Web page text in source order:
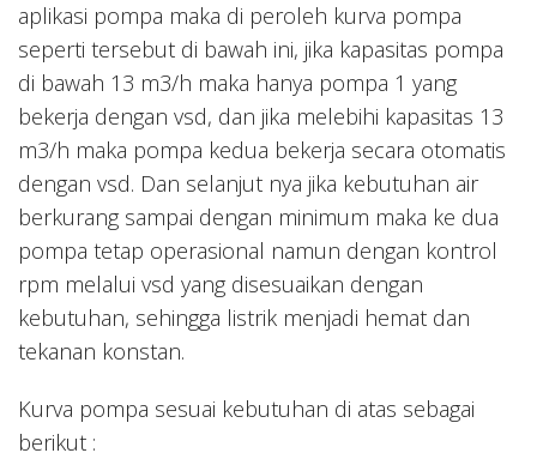
aplikasi pompa maka di peroleh kurva pompa
seperti tersebut di bawah ini, jika kapasitas pompa
di bawah 13 m3/h maka hanya pompa 1 yang
bekerja dengan vsd, dan jika melebihi kapasitas 13
m3/h maka pompa kedua bekerja secara otomatis
dengan vsd. Dan selanjut nya jika kebutuhan air
berkurang sampai dengan minimum maka ke dua
pompa tetap operasional namun dengan kontrol
rpm melalui vsd yang disesuaikan dengan
kebutuhan, sehingga listrik menjadi hemat dan
tekanan konstan.
Kurva pompa sesuai kebutuhan di atas sebagai
berikut :